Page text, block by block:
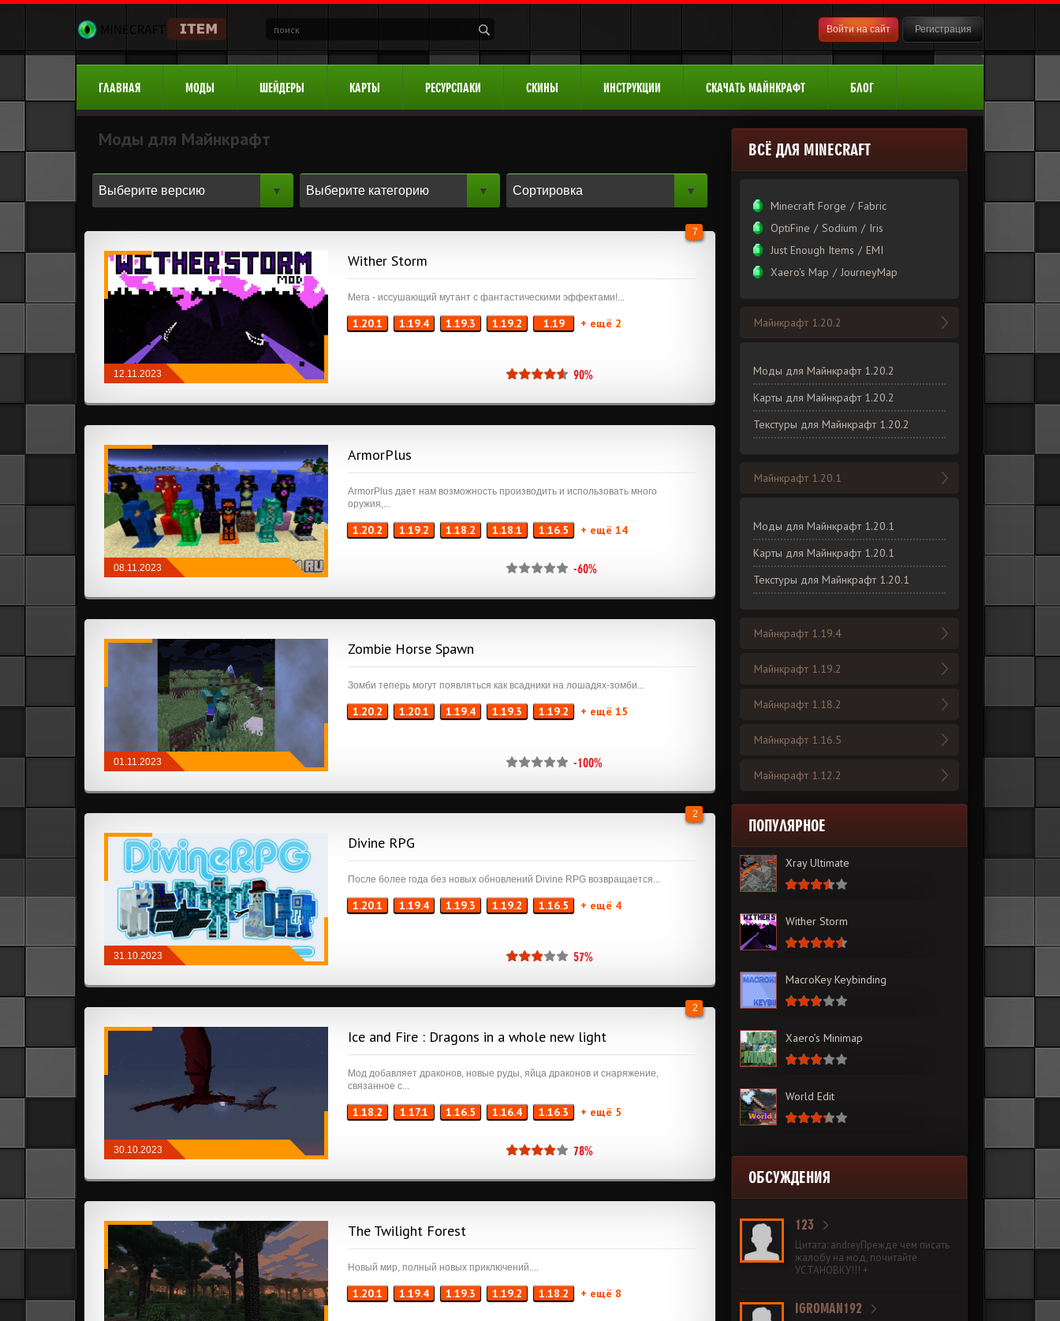
Войти на сайт Регистрация
ГЛАВНАЯ МОДЫ ШЕЙДЕРЫ КАРТЫ РЕСУРСПАКИ СКИНЫ ИНСТРУКЦИИ СКАЧАТЬ МАЙНКРАФТ БЛОГ
Моды для Майнкрафт
12.11.2023
Wither Storm
Мега - иссушающий мутант с фантастическими эффектами!...
1.20.1 1.19.4 1.19.3 1.19.2 1.19 + ещё 2
7
90%
08.11.2023
ArmorPlus
ArmorPlus дает нам возможность производить и использовать много
оружия,...
1.20.2 1.19.2 1.18.2 1.18.1 1.16.5 + ещё 14
-60%
01.11.2023
Zombie Horse Spawn
Зомби теперь могут появляться как всадники на лошадях-зомби...
1.20.2 1.20.1 1.19.4 1.19.3 1.19.2 + ещё 15
-100%
31.10.2023
Divine RPG
После более года без новых обновлений Divine RPG возвращается...
1.20.1 1.19.4 1.19.3 1.19.2 1.16.5 + ещё 4
2
57%
30.10.2023
Ice and Fire : Dragons in a whole new light
Мод добавляет драконов, новые руды, яйца драконов и снаряжение,
связанное с...
1.18.2 1.17.1 1.16.5 1.16.4 1.16.3 + ещё 5
2
78%
The Twilight Forest
Новый мир, полный новых приключений....
1.20.1 1.19.4 1.19.3 1.19.2 1.18.2 + ещё 8
ВСЁ ДЛЯ MINECRAFT
Minecraft Forge / Fabric
OptiFine / Sodium / Iris
Just Enough Items / EMI
Xаero's Mаp / JourneyMap
Майнкрафт 1.20.2
Моды для Майнкрафт 1.20.2
Карты для Майнкрафт 1.20.2
Текстуры для Майнкрафт 1.20.2
Майнкрафт 1.20.1
Моды для Майнкрафт 1.20.1
Карты для Майнкрафт 1.20.1
Текстуры для Майнкрафт 1.20.1
Майнкрафт 1.19.4
Майнкрафт 1.19.2
Майнкрафт 1.18.2
Майнкрафт 1.16.5
Майнкрафт 1.12.2
ПОПУЛЯРНОЕ
Xray Ultimate
Wither Storm
MacroKey Keybinding
Xaero’s Minimap
World Edit
ОБСУЖДЕНИЯ
123
Цитата: andreyПрежде чем писать
жалобу на мод, почитайте
УСТАНОВКУ!!! +
IGROMAN192